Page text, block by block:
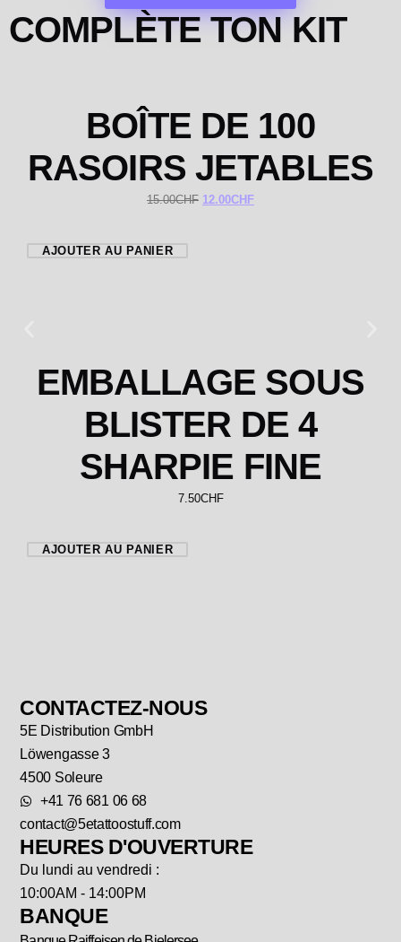
COMPLÈTE TON KIT
BOÎTE DE 100
RASOIRS JETABLES
15.00CHF 12.00CHF
AJOUTER AU PANIER
EMBALLAGE SOUS
BLISTER DE 4
SHARPIE FINE
7.50CHF
AJOUTER AU PANIER
CONTACTEZ-NOUS
5E Distribution GmbH
Löwengasse 3
4500 Soleure
+41 76 681 06 68
contact@5etattoostuff.com
HEURES D'OUVERTURE
Du lundi au vendredi :
10:00AM - 14:00PM
BANQUE